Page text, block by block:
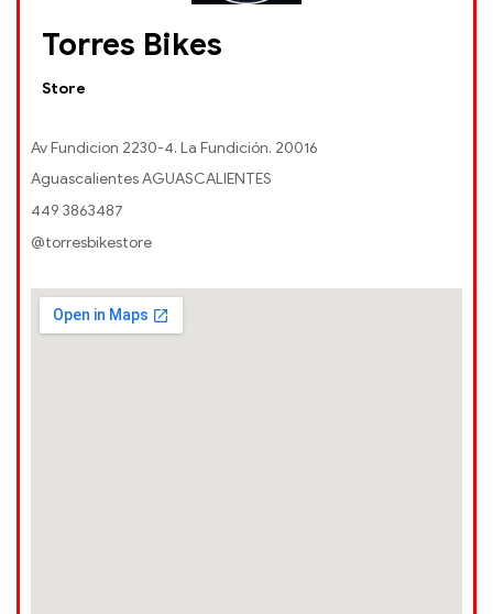
Torres Bikes
Store
Av Fundicion 2230-4. La Fundición. 20016
Aguascalientes AGUASCALIENTES
449 3863487
@torresbikestore